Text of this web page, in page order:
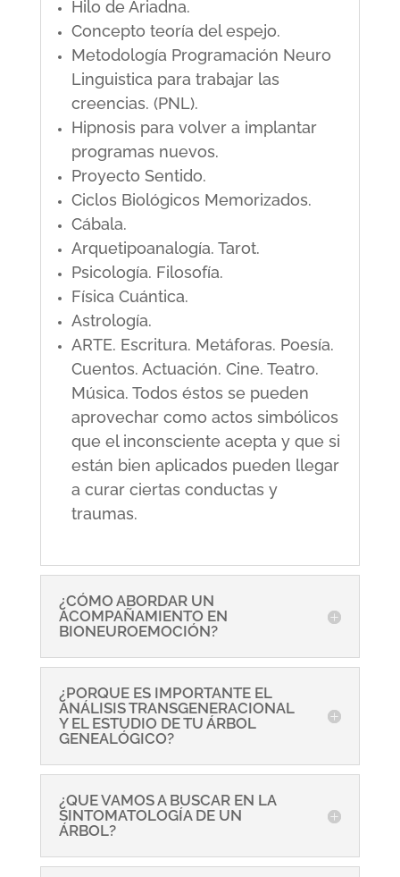
Hilo de Ariadna.
Concepto teoría del espejo.
Metodología Programación Neuro
Linguistica para trabajar las
creencias. (PNL).
Hipnosis para volver a implantar
programas nuevos.
Proyecto Sentido.
Ciclos Biológicos Memorizados.
Cábala.
Arquetipoanalogía. Tarot.
Psicología. Filosofía.
Física Cuántica.
Astrología.
ARTE. Escritura. Metáforas. Poesía.
Cuentos. Actuación. Cine. Teatro.
Música. Todos éstos se pueden
aprovechar como actos simbólicos
que el inconsciente acepta y que si
están bien aplicados pueden llegar
a curar ciertas conductas y
traumas.
¿CÓMO ABORDAR UN
ACOMPAÑAMIENTO EN
BIONEUROEMOCIÓN?
¿PORQUE ES IMPORTANTE EL
ANÁLISIS TRANSGENERACIONAL
Y EL ESTUDIO DE TU ÁRBOL
GENEALÓGICO?
¿QUE VAMOS A BUSCAR EN LA
SINTOMATOLOGÍA DE UN
ÁRBOL?